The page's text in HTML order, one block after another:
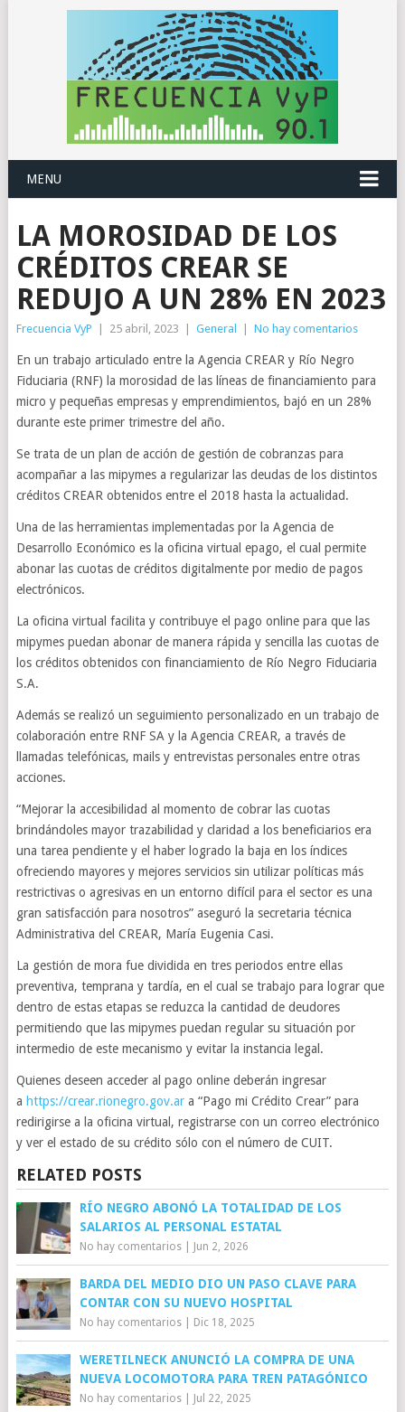
MENU
LA MOROSIDAD DE LOS
CRÉDITOS CREAR SE
REDUJO A UN 28% EN 2023
Frecuencia VyP 25 abril, 2023 General No hay comentarios
En un trabajo articulado entre la Agencia CREAR y Río Negro
Fiduciaria (RNF) la morosidad de las líneas de financiamiento para
micro y pequeñas empresas y emprendimientos, bajó en un 28%
durante este primer trimestre del año.
Se trata de un plan de acción de gestión de cobranzas para
acompañar a las mipymes a regularizar las deudas de los distintos
créditos CREAR obtenidos entre el 2018 hasta la actualidad.
Una de las herramientas implementadas por la Agencia de
Desarrollo Económico es la oficina virtual epago, el cual permite
abonar las cuotas de créditos digitalmente por medio de pagos
electrónicos.
La oficina virtual facilita y contribuye el pago online para que las
mipymes puedan abonar de manera rápida y sencilla las cuotas de
los créditos obtenidos con financiamiento de Río Negro Fiduciaria
S.A.
Además se realizó un seguimiento personalizado en un trabajo de
colaboración entre RNF SA y la Agencia CREAR, a través de
llamadas telefónicas, mails y entrevistas personales entre otras
acciones.
“Mejorar la accesibilidad al momento de cobrar las cuotas
brindándoles mayor trazabilidad y claridad a los beneficiarios era
una tarea pendiente y el haber logrado la baja en los índices
ofreciendo mayores y mejores servicios sin utilizar políticas más
restrictivas o agresivas en un entorno difícil para el sector es una
gran satisfacción para nosotros” aseguró la secretaria técnica
Administrativa del CREAR, María Eugenia Casi.
La gestión de mora fue dividida en tres periodos entre ellas
preventiva, temprana y tardía, en el cual se trabajo para lograr que
dentro de estas etapas se reduzca la cantidad de deudores
permitiendo que las mipymes puedan regular su situación por
intermedio de este mecanismo y evitar la instancia legal.
Quienes deseen acceder al pago online deberán ingresar
a https://crear.rionegro.gov.ara “Pago mi Crédito Crear” para
redirigirse a la oficina virtual, registrarse con un correo electrónico
y ver el estado de su crédito sólo con el número de CUIT.
RELATED POSTS
RÍO NEGRO ABONÓ LA TOTALIDAD DE LOS
SALARIOS AL PERSONAL ESTATAL
No hay comentarios| Jun 2, 2026
BARDA DEL MEDIO DIO UN PASO CLAVE PARA
CONTAR CON SU NUEVO HOSPITAL
No hay comentarios| Dic 18, 2025
WERETILNECK ANUNCIÓ LA COMPRA DE UNA
NUEVA LOCOMOTORA PARA TREN PATAGÓNICO
No hay comentarios| Jul 22, 2025